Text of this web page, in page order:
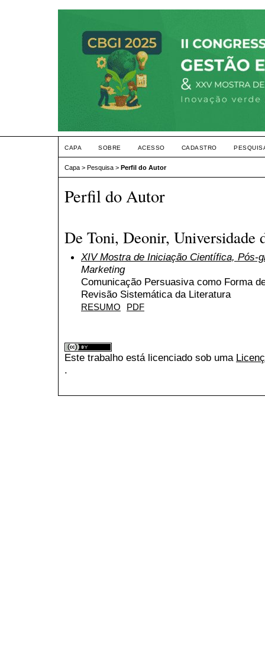
CAPA SOBRE ACESSO CADASTRO
Capa > Pesquisa > Perfil do Autor
Perfil do Autor
De Toni, Deonir, Universidade
XIV Mostra de Iniciação Científica, Pós-
Marketing
Comunicação Persuasiva como Forma
Revisão Sistemática da Literatura
RESUMO PDF
Este trabalho está licenciado sob uma
.